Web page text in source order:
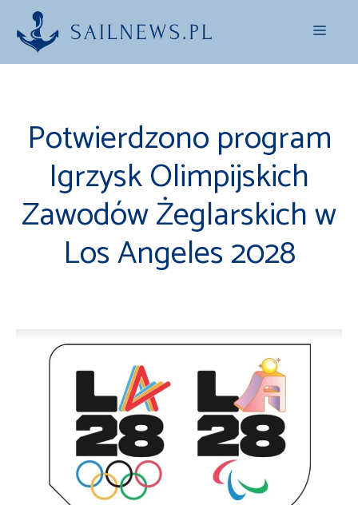
Przejdź
treści
Menu
Potwierdzono program
Igrzysk Olimpijskich
Zawodów Żeglarskich w
Los Angeles 2028